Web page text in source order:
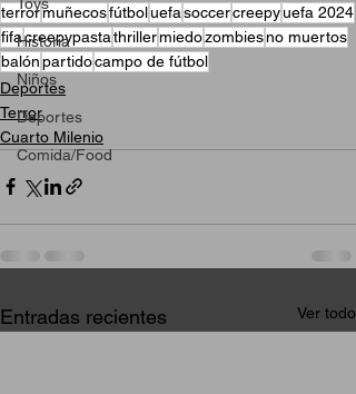
Historia
Niños
Deportes
Comida/Food
terrormuñecosfútboluefasoccercreepyuefa 2024
fifacreepypastathrillermiedozombiesno muertos
balónpartidocampo de fútbol
Deportes
Terror
Cuarto Milenio
Entradas recientes Ver todo